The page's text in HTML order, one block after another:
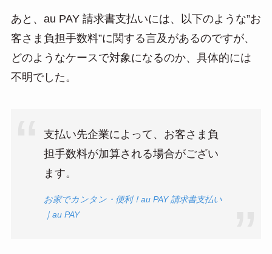
あと、au PAY 請求書支払いには、以下のような”お
客さま負担手数料”に関する言及があるのですが、
どのようなケースで対象になるのか、具体的には
不明でした。
支払い先企業によって、お客さま負
担手数料が加算される場合がござい
ます。
お家でカンタン・便利！au PAY 請求書支払い
｜au PAY